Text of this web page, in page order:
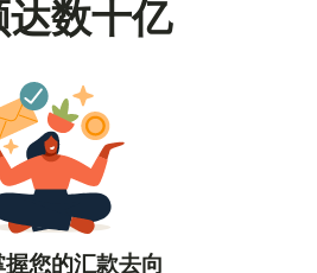
达数十亿
握您的汇款去向